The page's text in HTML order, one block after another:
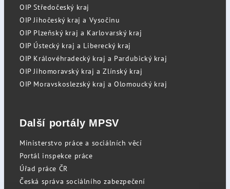
OIP Středočeský kraj
OIP Jihočeský kraj a Vysočinu
OIP Plzeňský kraj a Karlovarský kraj
OIP Ústecký kraj a Liberecký kraj
OIP Královéhradecký kraj a Pardubický kraj
OIP Jihomoravský kraj a Zlínský kraj
OIP Moravskoslezský kraj a Olomoucký kraj
Další portály MPSV
Ministerstvo práce a sociálních věcí
Portál inspekce práce
Úřad práce ČR
Česká správa sociálního zabezpečení